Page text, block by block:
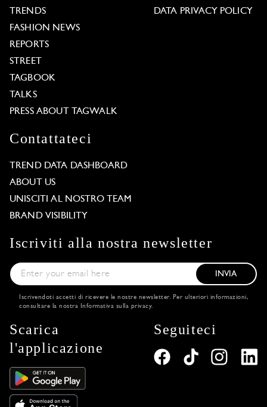
TRENDS
FASHION NEWS
REPORTS
STREET
TAGBOOK
TALKS
PRESS ABOUT TAGWALK
DATA PRIVACY POLICY
Contattateci
TREND DATA DASHBOARD
ABOUT US
UNISCITI AL NOSTRO TEAM
BRAND VISIBILITY
Iscriviti alla nostra newsletter
INVIA
Iscrivendoti accetti di ricevere le nostre newsletter. Per ulteriori informazioni,
consultare la nostra
Informativa sulla privacy.
Scarica
l'applicazione
Seguiteci